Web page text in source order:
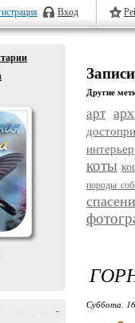
Вход
-
Другие
арт
интерьер
коты
породы
Суббота,